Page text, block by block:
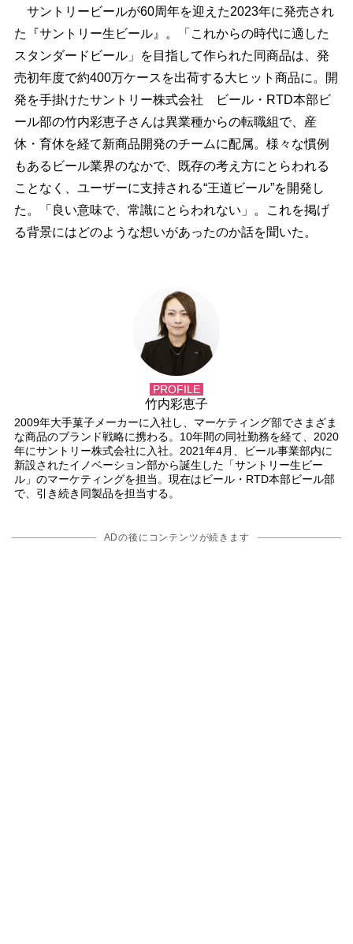
サントリービールが60周年を迎えた2023年に発売され
た『サントリー生ビール』。「これからの時代に適した
スタンダードビール」を目指して作られた同商品は、発
売初年度で約400万ケースを出荷する大ヒット商品に。開
発を手掛けたサントリー株式会社 ビール・RTD本部ビ
ール部の竹内彩恵子さんは異業種からの転職組で、産
休・育休を経て新商品開発のチームに配属。様々な慣例
もあるビール業界のなかで、既存の考え方にとらわれる
ことなく、ユーザーに支持される“王道ビール”を開発し
た。「良い意味で、常識にとらわれない」。これを掲げ
る背景にはどのような想いがあったのか話を聞いた。
PROFILE
竹内彩恵子
2009年大手菓子メーカーに入社し、マーケティング部でさまざま
な商品のブランド戦略に携わる。10年間の同社勤務を経て、2020
年にサントリー株式会社に入社。2021年4月、ビール事業部内に
新設されたイノベーション部から誕生した「サントリー生ビー
ル」のマーケティングを担当。現在はビール・RTD本部ビール部
で、引き続き同製品を担当する。
ADの後にコンテンツが続きます